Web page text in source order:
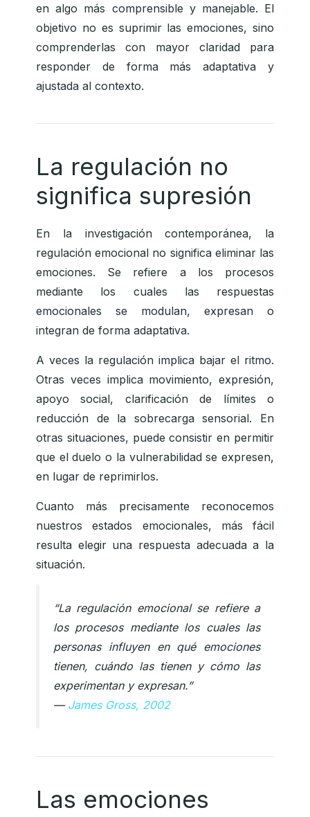
en algo más comprensible y manejable. El
objetivo no es suprimir las emociones, sino
comprenderlas con mayor claridad para
responder de forma más adaptativa y
ajustada al contexto.
La regulación no
significa supresión
En la investigación contemporánea, la
regulación emocional no significa eliminar las
emociones. Se refiere a los procesos
mediante los cuales las respuestas
emocionales se modulan, expresan o
integran de forma adaptativa.
A veces la regulación implica bajar el ritmo.
Otras veces implica movimiento, expresión,
apoyo social, clarificación de límites o
reducción de la sobrecarga sensorial. En
otras situaciones, puede consistir en permitir
que el duelo o la vulnerabilidad se expresen,
en lugar de reprimirlos.
Cuanto más precisamente reconocemos
nuestros estados emocionales, más fácil
resulta elegir una respuesta adecuada a la
situación.
“La regulación emocional se refiere a
los procesos mediante los cuales las
personas influyen en qué emociones
tienen, cuándo las tienen y cómo las
experimentan y expresan.”
— James Gross, 2002
Las emociones